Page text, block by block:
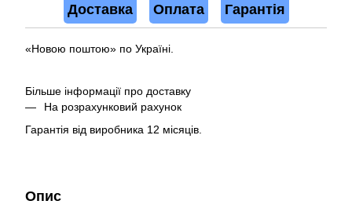
Доставка Оплата Гарантія
«Новою поштою» по Україні.
Більше інформації про доставку
На розрахунковий рахунок
Гарантія від виробника 12 місяців.
Опис